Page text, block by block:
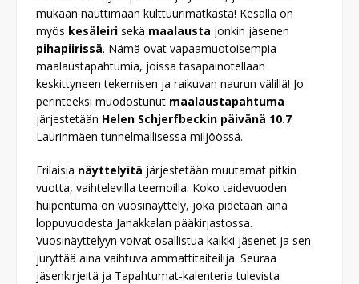
mukaan nauttimaan kulttuurimatkasta! Kesällä on
myös kesäleiri sekä maalausta jonkin jäsenen
pihapiirissä. Nämä ovat vapaamuotoisempia
maalaustapahtumia, joissa tasapainotellaan
keskittyneen tekemisen ja raikuvan naurun välillä! Jo
perinteeksi muodostunut maalaustapahtuma
järjestetään Helen Schjerfbeckin päivänä 10.7
Laurinmäen tunnelmallisessa miljöössä.
Erilaisia näyttelyitä järjestetään muutamat pitkin
vuotta, vaihtelevilla teemoilla. Koko taidevuoden
huipentuma on vuosinäyttely, joka pidetään aina
loppuvuodesta Janakkalan pääkirjastossa.
Vuosinäyttelyyn voivat osallistua kaikki jäsenet ja sen
juryttää aina vaihtuva ammattitaiteilija. Seuraa
jäsenkirjeitä ja Tapahtumat-kalenteria tulevista